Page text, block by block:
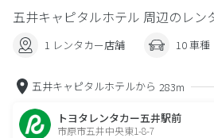
五井キャピタルホテル 周辺のレン
1 レンタカー店舗 10 車種
五井キャピタルホテルから 283m
トヨタレンタカー五井駅前
市原市五井中央東1-8-7